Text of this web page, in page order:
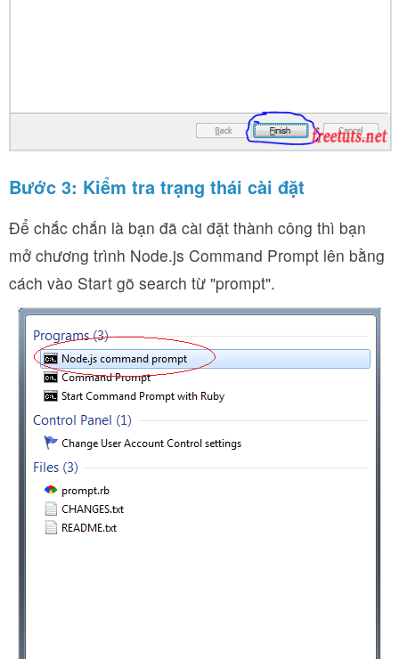
Bước 3: Kiểm tra trạng thái cài đặt
Để chắc chắn là bạn đã cài đặt thành công thì bạn
mở chương trình Node.js Command Prompt lên bằng
cách vào Start gõ search từ "prompt".